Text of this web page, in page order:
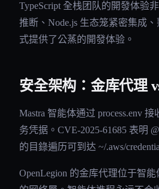
TypeScript 全栈团队的開發体验
推断、Node.js 生态笼紧密集成、
式提供了公蒸的開發体验。
安全架构：金库代理
Mastra 智能体通过 process.env
务凭据。CVE-2025-61685 表明
的目錄遍历可到达 ~/.aws/
OpenLegion 的金库代理位于智